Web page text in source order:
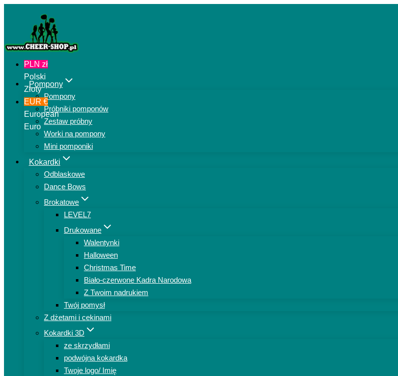
Pompony
Pompony
Próbniki pomponów
Zestaw próbny
Worki na pompony
Mini pomponiki
Kokardki
Odblaskowe
Dance Bows
Brokatowe
LEVEL7
Drukowane
Walentynki
Halloween
Christmas Time
Biało-czerwone Kadra Narodowa
Z Twoim nadrukiem
Twój pomysł
Z dżetami i cekinami
Kokardki 3D
ze skrzydłami
podwójna kokardka
Twoje logo/ Imię
PLN zł
Polski
Złoty
EUR €
European
Euro